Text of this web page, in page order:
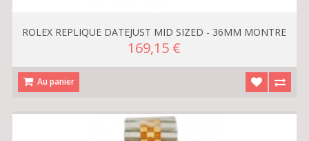
ROLEX REPLIQUE DATEJUST MID SIZED - 36MM MONTRE
169,15 €
Au panier